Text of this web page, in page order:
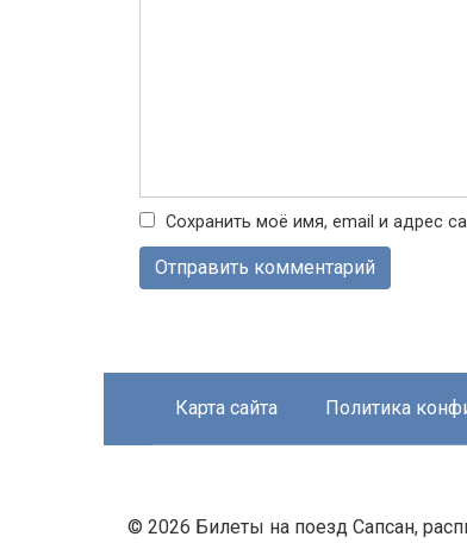
Сохранить моё имя, email и адрес
Карта сайта Политика
© 2026 Билеты на поезд Сапсан,